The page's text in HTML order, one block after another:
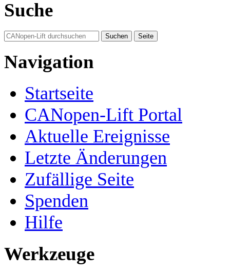
Suche
Navigation
Startseite
CANopen-Lift Portal
Aktuelle Ereignisse
Letzte Änderungen
Zufällige Seite
Spenden
Hilfe
Werkzeuge